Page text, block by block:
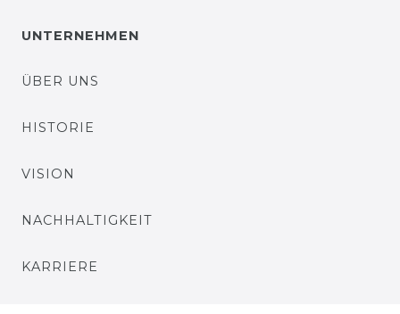
UNTERNEHMEN
ÜBER UNS
HISTORIE
VISION
NACHHALTIGKEIT
KARRIERE